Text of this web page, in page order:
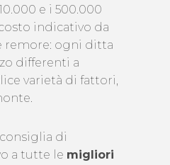
e i 500.000
indicativo da
remore: ogni ditta
differenti a
varietà di fattori,
di
a tutte le migliori